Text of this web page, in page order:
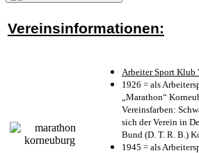
Vereinsinformationen:
Arbeiter Sport Klub
1926 = als
„Marathon“
Vereinsfarben:
sich der Verein in
Bund (D. T. R. B.)
1945 = als